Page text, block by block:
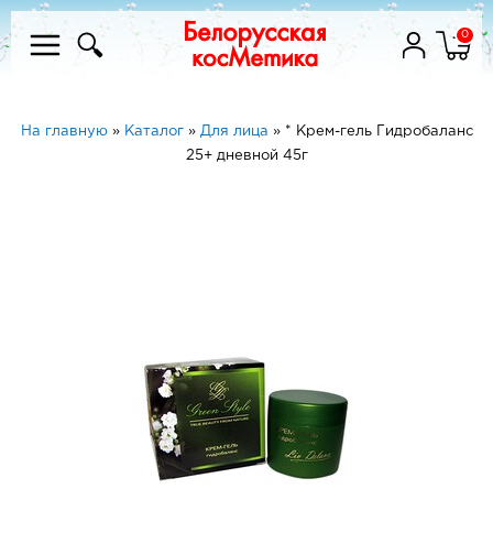
0
На главную» Каталог» Для лица » * Крем-гель Гидробаланс
25+ дневной 45г